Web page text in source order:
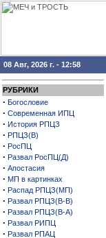
08 Авг, 2026 г. - 12:58
РУБРИКИ
· Богословие
· Современная ИПЦ
· История РПЦЗ
· РПЦЗ(В)
· РосПЦ
· Развал РосПЦ(Д)
· Апостасия
· МП в картинках
· Распад РПЦЗ(МП)
· Развал РПЦЗ(В-В)
· Развал РПЦЗ(В-А)
· Развал РИПЦ
· Развал РПАЦ